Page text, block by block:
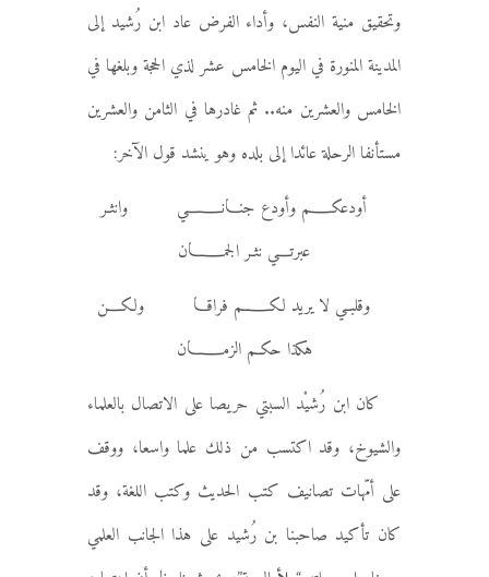
وتحقيق منية النفس، وأداء الفرض عاد ابن رُشيد إلى
المدينة المنورة في اليوم الخامس عشر لذي الحجة وبلغها في
الخامس والعشرين منه.. ثم غادرها في الثامن والعشرين
مستأنفا الرحلة عائدا إلى بلده وهو ينشد قول الآخر:
أودعكــــم وأودع جنـــانـــــــي وانثـر
عبرتـــي نثـر الجمـــــان
وقلبــي لا يريد لكــــــم فراقــا ولكـــن
هكذا حكــم الزمـــــان
كان ابن رُشيْد السبتي حريصا على الاتصال بالعلماء
والشيوخ، وقد اكتسب من ذلك علما واسعا، ووقف
على أمّهات تصانيف كتب الحديث وكتب اللغة، وقد
كان تأكيد صاحبنا بن رُشيد على هذا الجانب العلمي